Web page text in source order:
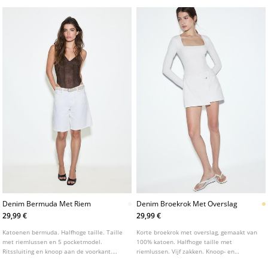
Denim Bermuda Met Riem
29,99 €
Katoenen bermuda. Halfhoge taille. Taille
met riemlussen en 5 pocketmodel.
Ritssluiting en knoop aan de voorkant.
Denim Broekrok Met Overslag
29,99 €
Korte broekrok met overslag, gemaakt van
100% katoen. Halfhoge taille met
riemlussen. Vijf zakken. Knoop- en